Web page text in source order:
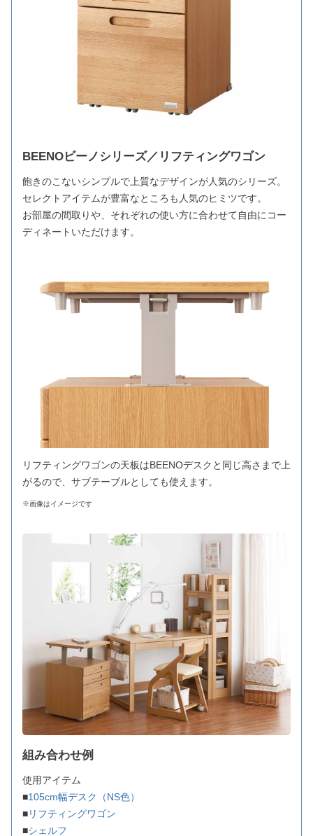
BEENOビーノシリーズ／リフティングワゴン
飽きのこないシンプルで上質なデザインが人気のシリーズ。
セレクトアイテムが豊富なところも人気のヒミツです。
お部屋の間取りや、それぞれの使い方に合わせて自由にコー
ディネートいただけます。
リフティングワゴンの天板はBEENOデスクと同じ高さまで上
がるので、サブテーブルとしても使えます。
※画像はイメージです
組み合わせ例
使用アイテム
■105cm幅デスク（NS色）
■リフティングワゴン
■シェルフ